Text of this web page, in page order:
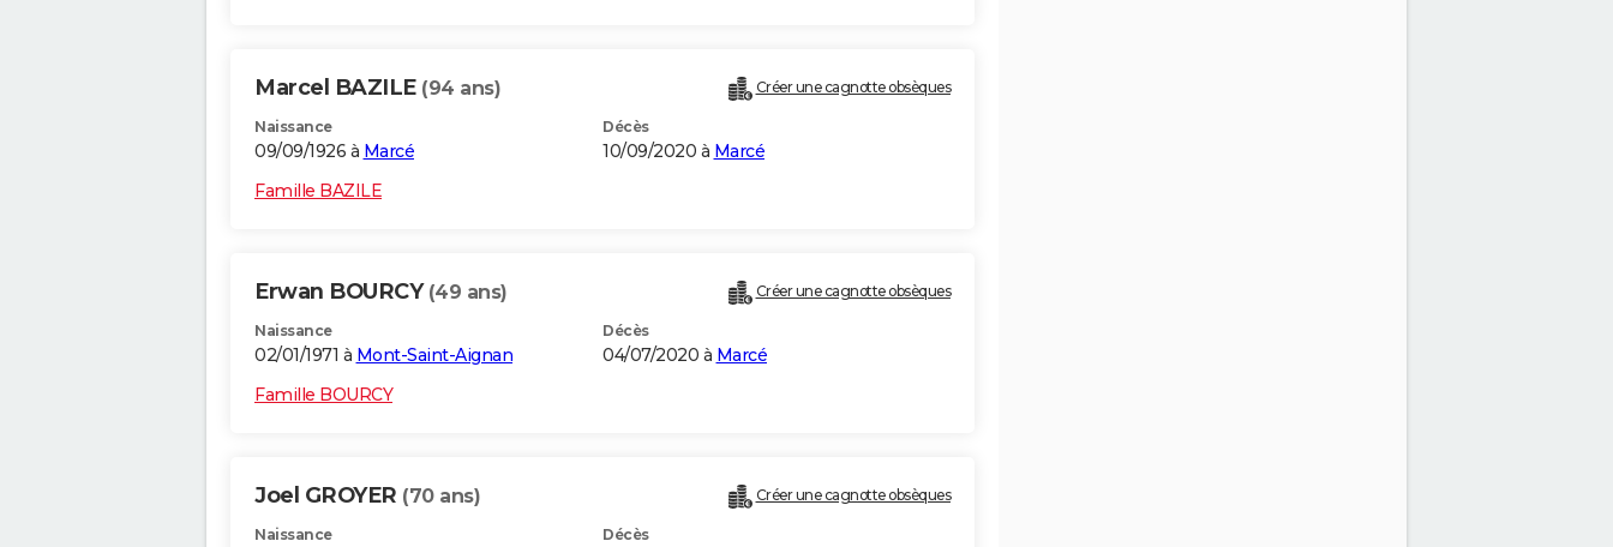
Marcel BAZILE (94 ans) Créer une cagnotte obsèques
Naissance
09/09/1926 à Marcé
Décès
10/09/2020 à Marcé
Famille BAZILE
Erwan BOURCY (49 ans) Créer une cagnotte obsèques
Naissance
02/01/1971 à Mont-Saint-Aignan
Décès
04/07/2020 à Marcé
Famille BOURCY
Joel GROYER (70 ans) Créer une cagnotte obsèques
Naissance Décès